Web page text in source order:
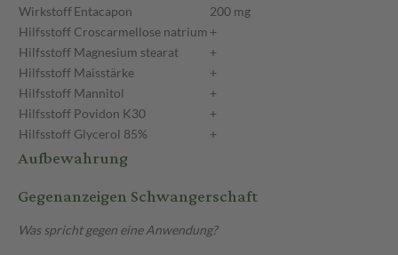
WirkstoffEntacapon
200 mg
Hilfsstoff Croscarmellose natrium +
Hilfsstoff Magnesium stearat
+
Hilfsstoff Maisstärke
+
Hilfsstoff Mannitol
+
Hilfsstoff Povidon K30
+
Hilfsstoff Glycerol 85% +
Aufbewahrung
Gegenanzeigen Schwangerschaft
Was spricht gegen eine Anwendung?